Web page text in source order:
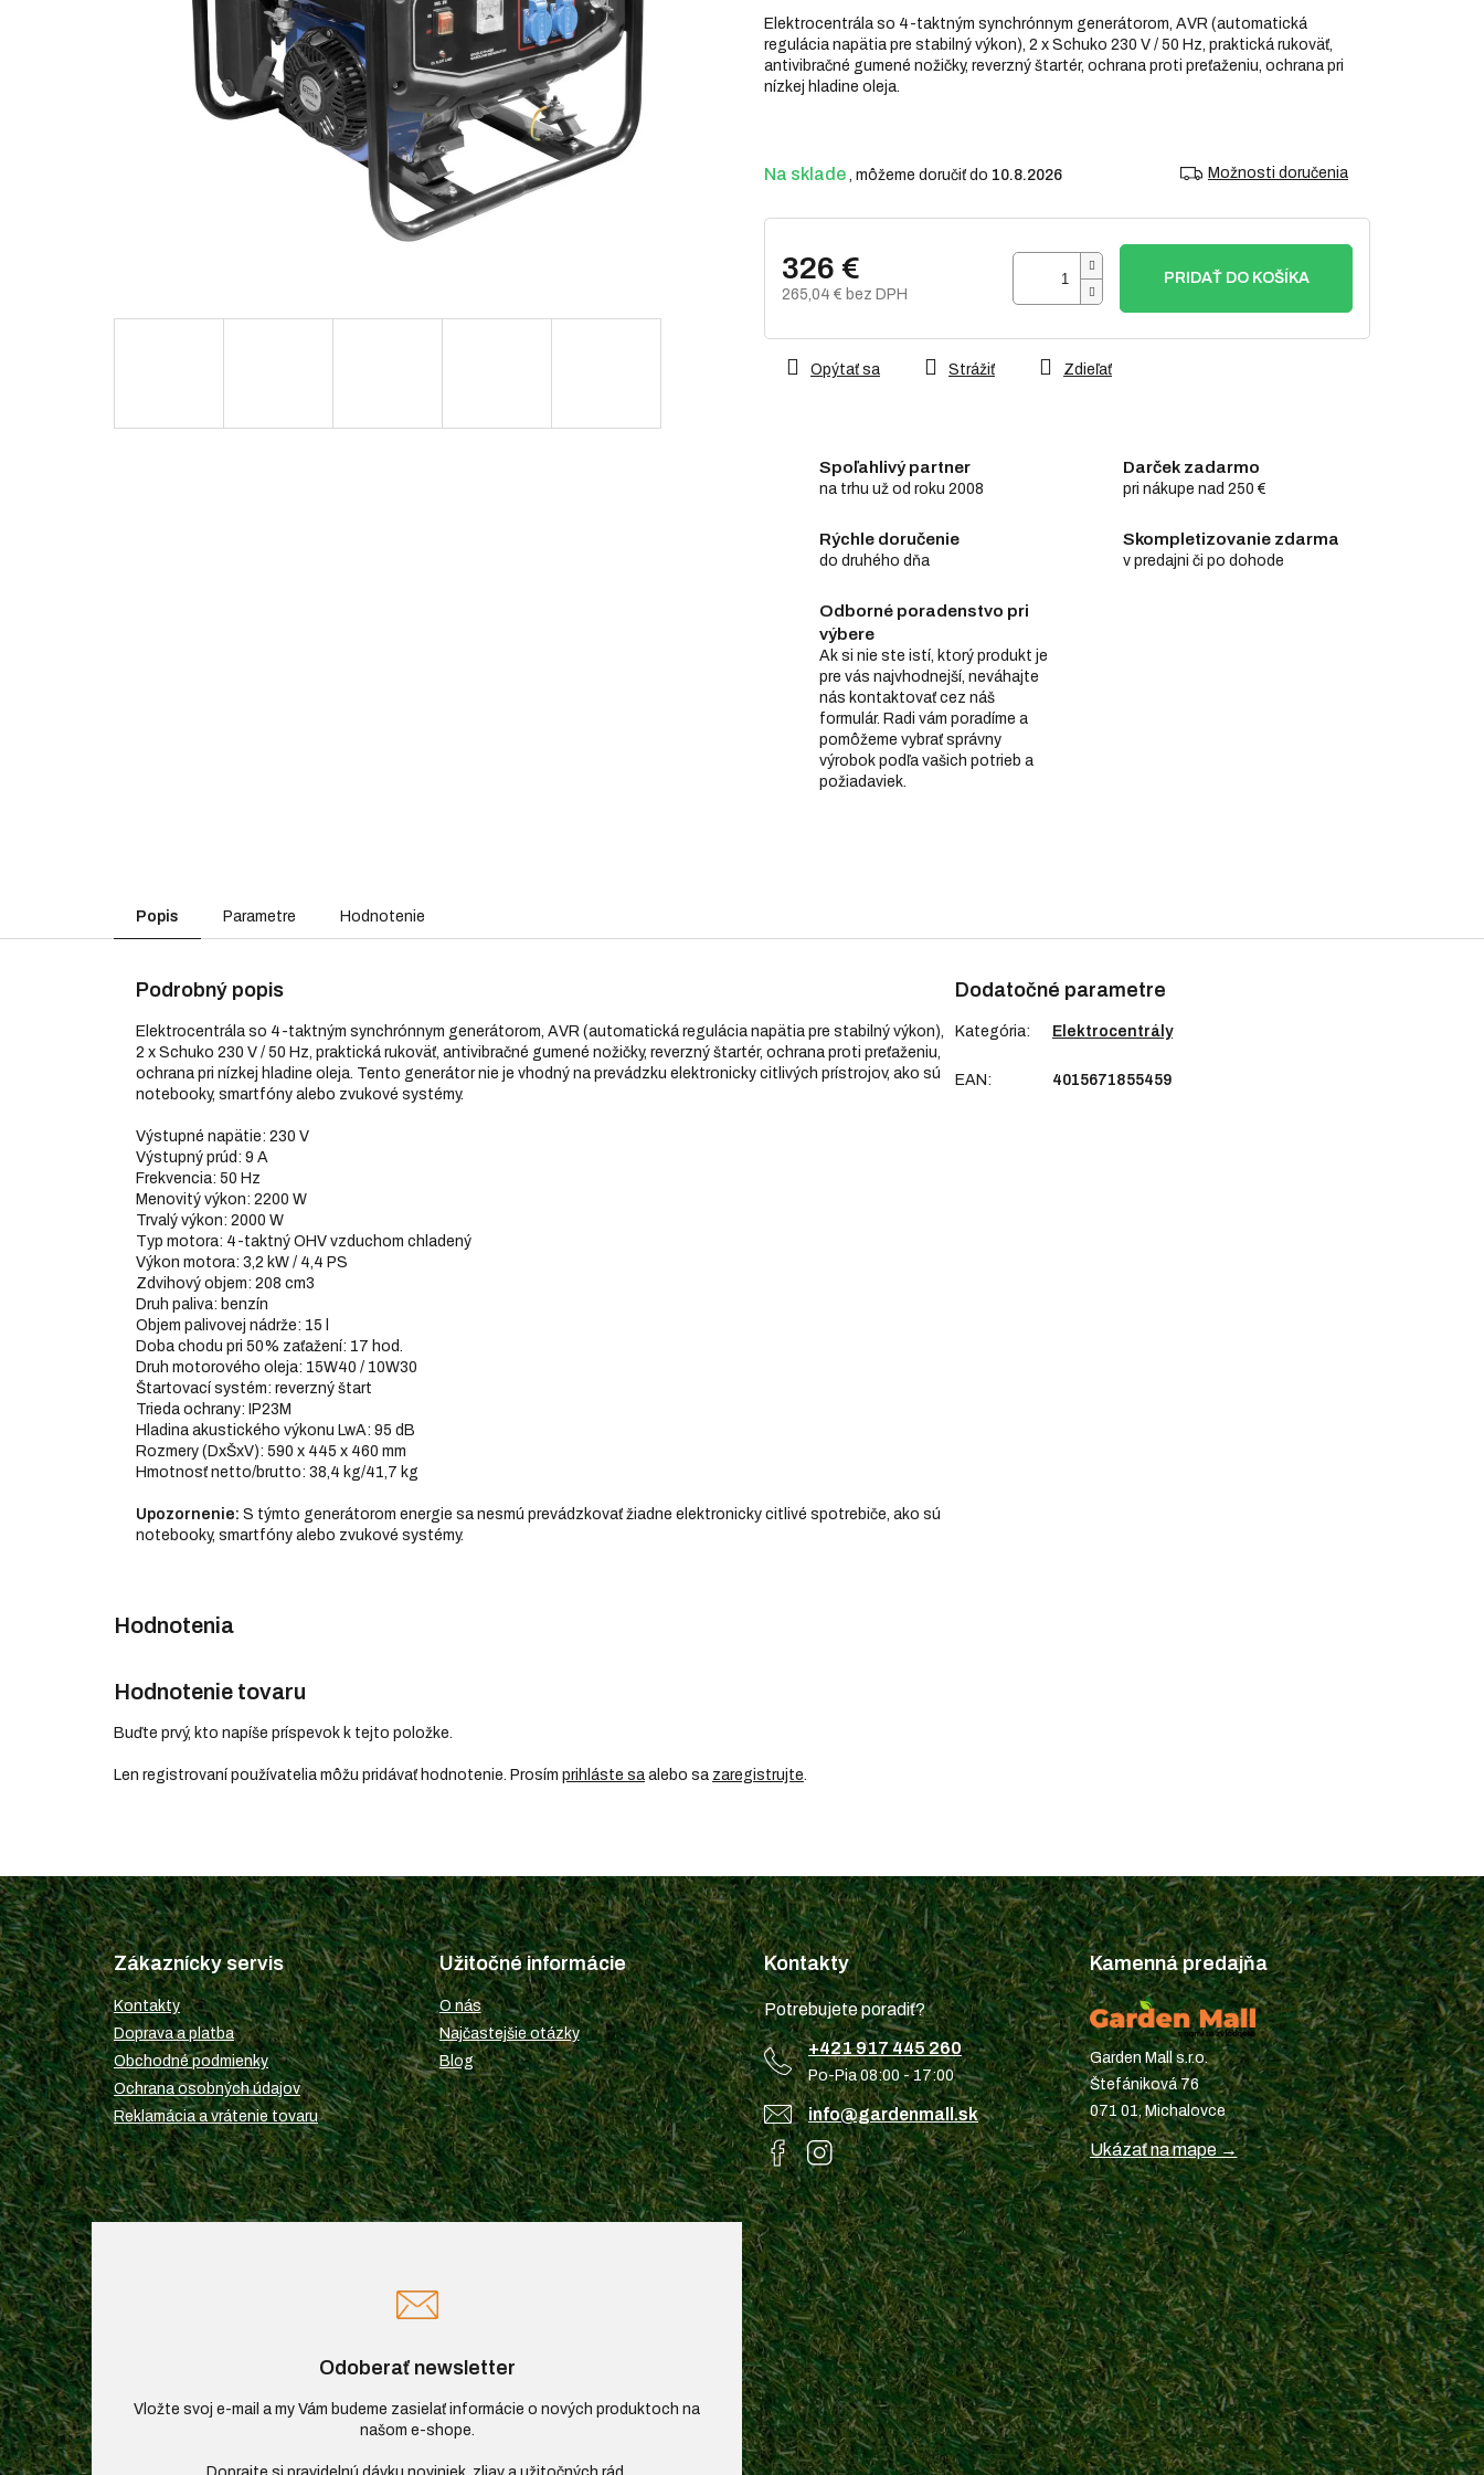
Na sklade 10.8.2026 Možnosti doručenia
326 €
265,04 € bez DPH
PRIDAŤ DO KOŠÍKA
Elektrocentrála so 4-taktným synchrónnym generátorom, AVR (automatická
regulácia napätia pre stabilný výkon), 2 x Schuko 230 V / 50 Hz, praktická rukoväť,
antivibračné gumené nožičky, reverzný štartér, ochrana proti preťaženiu, ochrana pri
nízkej hladine oleja.
Opýtať sa Strážiť Zdieľať
Spoľahlivý partner
na trhu už od roku 2008
Darček zadarmo
pri nákupe nad 250 €
Rýchle doručenie
do druhého dňa
Skompletizovanie zdarma
v predajni či po dohode
Odborné poradenstvo pri
výbere
Ak si nie ste istí, ktorý produkt je
pre vás najvhodnejší, neváhajte
nás kontaktovať cez náš
formulár. Radi vám poradíme a
pomôžeme vybrať správny
výrobok podľa vašich potrieb a
požiadaviek.
5
hviezdičiek.
Popis Parametre Hodnotenie
Podrobný popis
Elektrocentrála so 4-taktným synchrónnym generátorom, AVR (automatická regulácia napätia pre stabilný výkon),
2 x Schuko 230 V / 50 Hz, praktická rukoväť, antivibračné gumené nožičky, reverzný štartér, ochrana proti preťaženiu,
ochrana pri nízkej hladine oleja. Tento generátor nie je vhodný na prevádzku elektronicky citlivých prístrojov, ako sú
notebooky, smartfóny alebo zvukové systémy.
Výstupné napätie: 230 V
Výstupný prúd: 9 A
Frekvencia: 50 Hz
Menovitý výkon: 2200 W
Trvalý výkon: 2000 W
Typ motora: 4-taktný OHV vzduchom chladený
Výkon motora: 3,2 kW / 4,4 PS
Zdvihový objem: 208 cm3
Druh paliva: benzín
Objem palivovej nádrže: 15 l
Doba chodu pri 50% zaťažení: 17 hod.
Druh motorového oleja: 15W40 / 10W30
Štartovací systém: reverzný štart
Trieda ochrany: IP23M
Hladina akustického výkonu LwA: 95 dB
Rozmery (DxŠxV): 590 x 445 x 460 mm
Hmotnosť netto/brutto: 38,4 kg/41,7 kg
Upozornenie: S týmto generátorom energie sa nesmú prevádzkovať žiadne elektronicky citlivé spotrebiče, ako sú
notebooky, smartfóny alebo zvukové systémy.
Dodatočné parametre
Kategória: Elektrocentrály
EAN : 4015671855459
Hodnotenie tovaru
Buďte prvý, kto napíše príspevok k tejto položke.
Len registrovaní používatelia môžu pridávať hodnotenie. Prosím prihláste sa alebo sa zaregistrujte
Z
á
p
ä
t
i
e
Zákaznícky servis
Kontakty
Doprava a platba
Obchodné podmienky
Ochrana osobných údajov
Reklamácia a vrátenie tovaru
Užitočné informácie
O nás
Najčastejšie otázky
Blog
Kontakty
Potrebujete poradiť?
+421 917 445 260
Po-Pia 08:00 - 17:00
info@gardenmall.sk
Kamenná predajňa
Garden Mall s.r.o.
Štefániková 76
071 01, Michalovce
Ukázať na mape →
Odoberať newsletter
Vložte svoj e-mail a my Vám budeme zasielať informácie o nových produktoch na
našom e-shope.